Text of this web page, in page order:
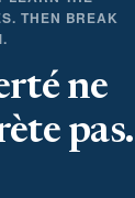
THEN BREAK
ne
pas.